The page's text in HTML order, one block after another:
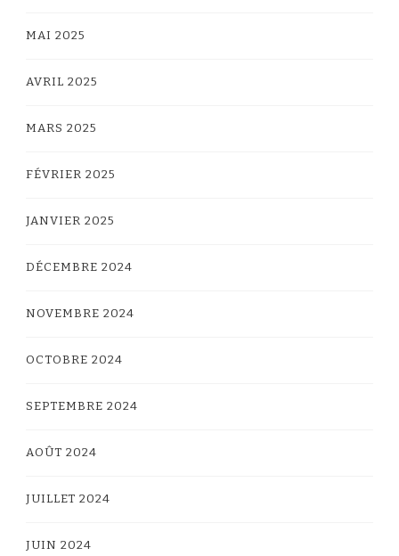
MAI 2025
AVRIL 2025
MARS 2025
FÉVRIER 2025
JANVIER 2025
DÉCEMBRE 2024
NOVEMBRE 2024
OCTOBRE 2024
SEPTEMBRE 2024
AOÛT 2024
JUILLET 2024
JUIN 2024